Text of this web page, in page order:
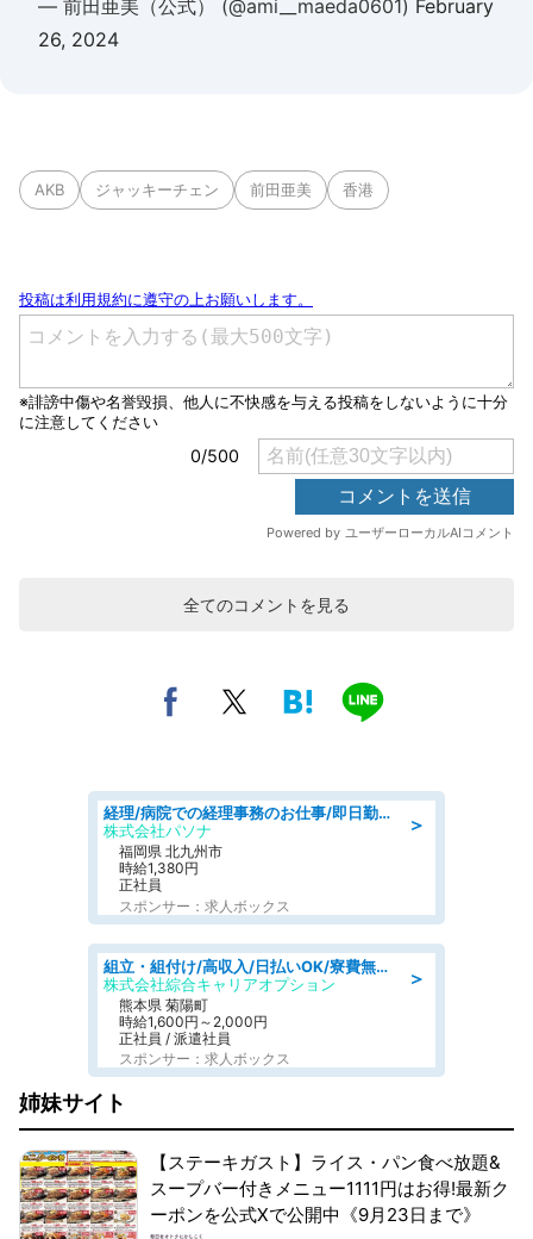
— 前田亜美（公式） (@ami__maeda0601) February
26, 2024
AKB ジャッキーチェン 前田亜美 香港
全てのコメントを見る
＞
経理/病院での経理事務のお仕事/即日勤務可/車通勤可/経理/一般事務
株式会社パソナ
福岡県 北九州市
時給1,380円
正社員
スポンサー：求人ボックス
＞
組立・組付け/高収入/日払いOK/寮費無料/交替制/20・30・40代活躍中
株式会社綜合キャリアオプション
熊本県 菊陽町
時給1,600円～2,000円
正社員 / 派遣社員
スポンサー：求人ボックス
姉妹サイト
【ステーキガスト】ライス・パン食べ放題&
スープバー付きメニュー1111円はお得!最新ク
ーポンを公式Xで公開中《9月23日まで》